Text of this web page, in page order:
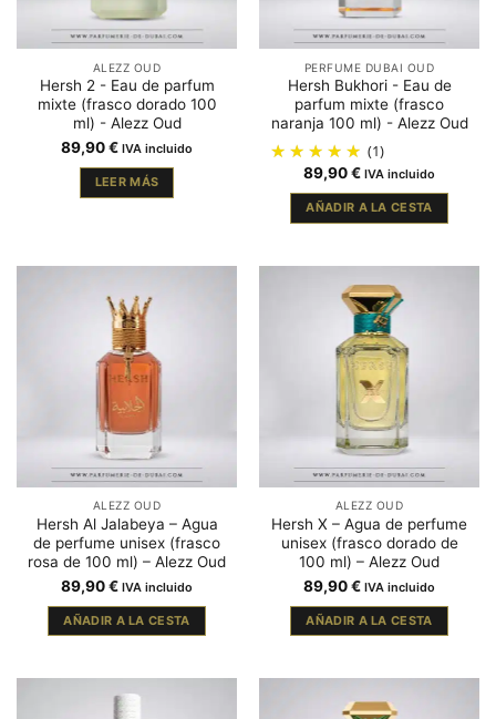
ALEZZ OUD
Hersh 2 - Eau de parfum
mixte (frasco dorado 100
ml) - Alezz Oud
89,90€ IVA incluido
LEER MÁS
PERFUME DUBAI OUD
Hersh Bukhori - Eau de
parfum mixte (frasco
naranja 100 ml) - Alezz Oud
(1)
89,90€ IVA incluido
AÑADIR A LA CESTA
ALEZZ OUD
Hersh Al Jalabeya – Agua
de perfume unisex (frasco
rosa de 100 ml) – Alezz Oud
89,90€ IVA incluido
AÑADIR A LA CESTA
ALEZZ OUD
Hersh X – Agua de perfume
unisex (frasco dorado de
100 ml) – Alezz Oud
89,90€ IVA incluido
AÑADIR A LA CESTA